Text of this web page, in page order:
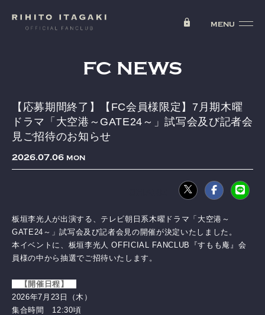
FC NEWS
【応募期間終了】【FC会員様限定】7月期木曜
ドラマ「大空港～GATE24～」試写会及び記者会
見ご招待のお知らせ
2026 07 06 MON
板垣李光人が出演する、テレビ朝日系木曜ドラマ「大空港～
GATE24～」試写会及び記者会見の開催が決定いたしました。
本イベントに、板垣李光人 OFFICIAL FANCLUB『すもも庵』会
員様の中から抽選でご招待いたします。
【開催日程】
2026年7月23日（木）
集合時間 12:30頃